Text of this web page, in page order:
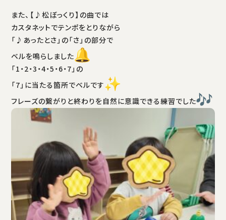
また、【♪松ぼっくり】の曲では
カスタネットでテンポをとりながら
「♪あったとさ」の「さ」の部分で
ベルを鳴らしました
「1・2・3・4・5・6・7」の
「7」に当たる箇所でベルです
フレーズの繋がりと終わりを自然に意識できる練習でした